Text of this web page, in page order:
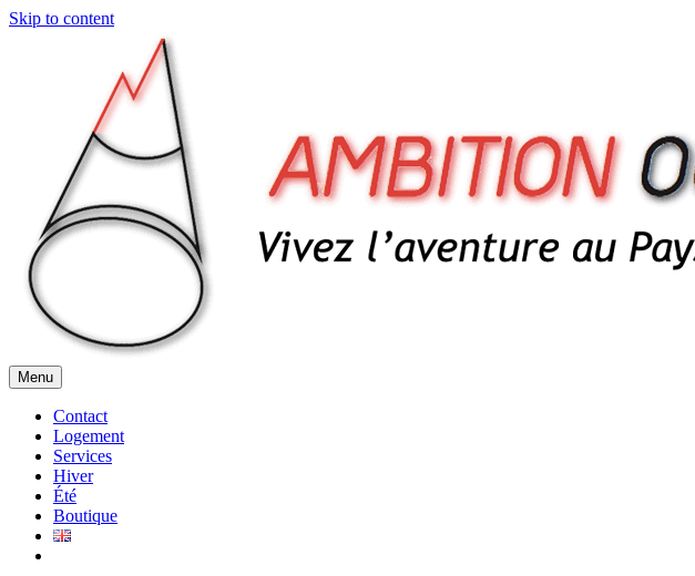
Skip to content
Menu
Contact
Logement
Services
Hiver
Été
Boutique